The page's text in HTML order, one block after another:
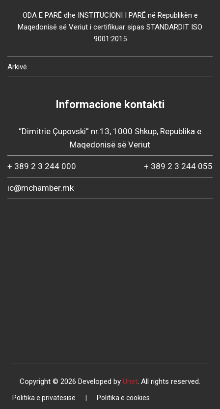
ODA E PARË dhe INSTITUCIONI I PARË në Republikën e
Maqedonisë së Veriut i certifikuar sipas STANDARDIT ISO
9001:2015
Arkivë
Informacione kontakti
“Dimitrie Çupovski” nr.13, 1000 Shkup, Republika e
Maqedonisë së Veriut
+ 389 2 3 244 000 + 389 2 3 244 055
ic@mchamber.mk
Copyright © 2026 Developed by Unet . All rights reserved.
Politika e privatësisë | Politika e cookies